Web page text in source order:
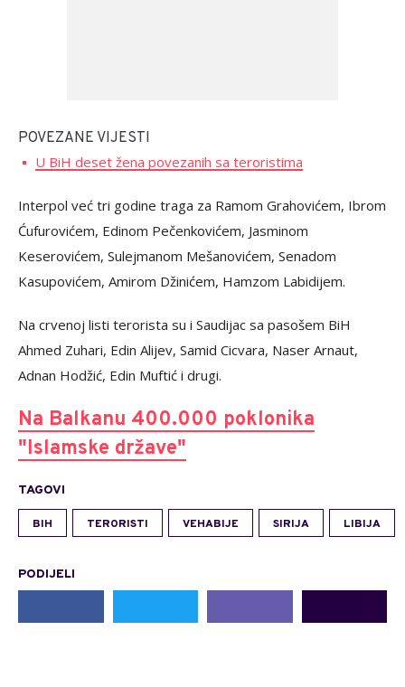
POVEZANE VIJESTI
U BiH deset žena povezanih sa teroristima
Interpol već tri godine traga za Ramom Grahovićem, Ibrom
Ćufurovićem, Edinom Pečenkovićem, Jasminom
Keserovićem, Sulejmanom Mešanovićem, Senadom
Kasupovićem, Amirom Džinićem, Hamzom Labidijem.
Na crvenoj listi terorista su i Saudijac sa pasošem BiH
Ahmed Zuhari, Edin Alijev, Samid Cicvara, Naser Arnaut,
Adnan Hodžić, Edin Muftić i drugi.
Na Balkanu 400.000 poklonika
"Islamske države"
TAGOVI
BIH TERORISTI VEHABIJE SIRIJA LIBIJA
PODIJELI